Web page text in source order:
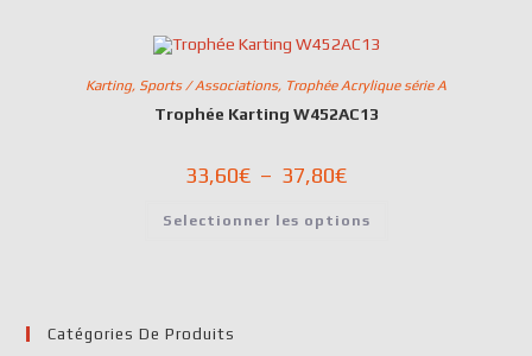
Karting, Sports / Associations, Trophée Acrylique série A
Trophée Karting W452AC13
33,60€ – 37,80€
Selectionner les options
Catégories De Produits